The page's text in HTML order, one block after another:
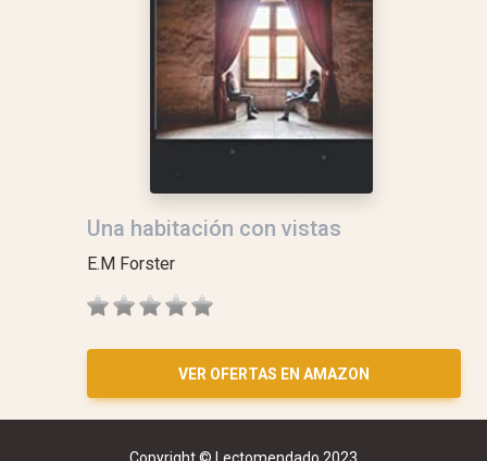
Una habitación con vistas
E.M Forster
VER OFERTAS EN AMAZON